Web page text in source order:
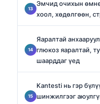
Эмчид очихын өмнө
хоол, хөдөлгөөн,
Яаралтай
глюкоз яаралтай,
шаарддаг үед
Kantesti нь гэр
шинжилгээг